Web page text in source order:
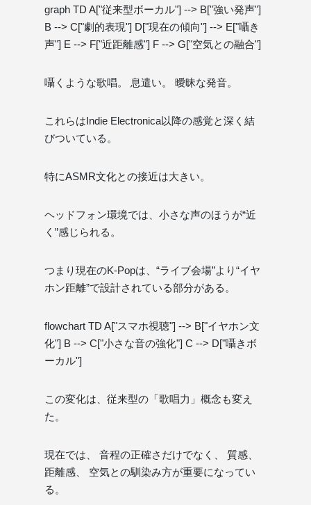
graph TD A["従来型ボーカル"] --> B["強い発声"]
B --> C["劇的表現"] D["現在の傾向"] --> E["囁き
声"] E --> F["近距離感"] F --> G["空気との融合"]
囁くような歌唱。 息遣い。 曖昧な発音。
これらはIndie Electronica以降の感覚と深く結
びついている。
特にASMR文化との接近は大きい。
ヘッドフォン環境では、小さな声のほうが“近
く”感じられる。
つまり現在のK-Popは、“ライブ会場”より“イヤ
ホン距離”で設計されている部分がある。
flowchart TD A["スマホ視聴"] --> B["イヤホン文
化"] B --> C["小さな音の強化"] C --> D["囁きボ
ーカル"]
この変化は、従来型の「歌唱力」概念も変え
た。
現在では、 音程の正確さだけでなく、 質感、
距離感、 空気との馴染み方が重要になってい
る。